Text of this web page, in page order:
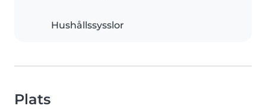
Hushållssysslor
Plats